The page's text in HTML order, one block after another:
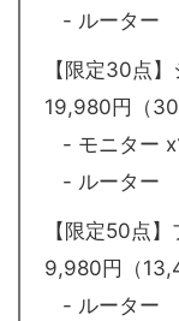
- ルーター
【限定30点
19,980円（
- モニター
- ルーター
【限定50点
9,980円（
- ルーター